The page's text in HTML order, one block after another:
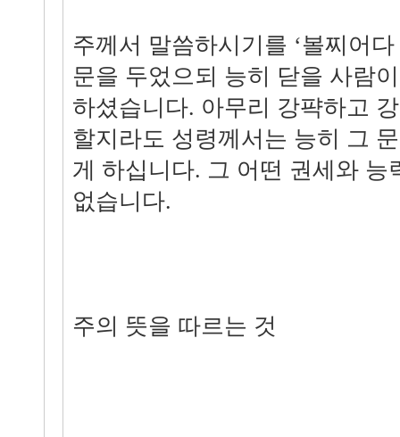
주께서 말씀하시기를 ‘볼찌어
문을 두었으되 능히 닫을 사람
하셨습니다. 아무리 강퍅하고
할지라도 성령께서는 능히 그
게 하십니다. 그 어떤 권세와 능
없습니다.
주의 뜻을 따르는 것